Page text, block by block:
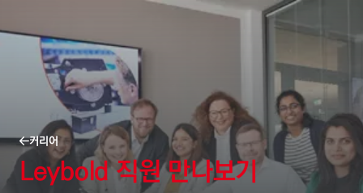
커리어
Leybold 직원 만나보기